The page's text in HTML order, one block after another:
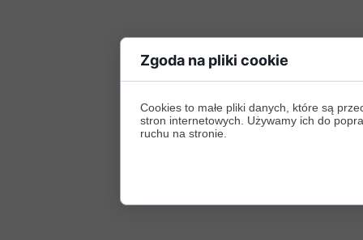
Zgoda na pliki cookie
Cookies to małe pliki danych, które są
stron internetowych. Używamy ich do
ruchu na stronie.